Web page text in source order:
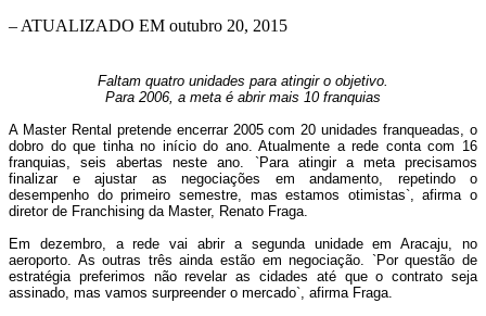
– ATUALIZADO EM outubro 20, 2015
Faltam quatro unidades para atingir o objetivo.
Para 2006, a meta é abrir mais 10 franquias
A Master Rental pretende encerrar 2005 com 20 unidades franqueadas, o
dobro do que tinha no início do ano. Atualmente a rede conta com 16
franquias, seis abertas neste ano. `Para atingir a meta precisamos
finalizar e ajustar as negociações em andamento, repetindo o
desempenho do primeiro semestre, mas estamos otimistas`, afirma o
diretor de Franchising da Master, Renato Fraga.
Em dezembro, a rede vai abrir a segunda unidade em Aracaju, no
aeroporto. As outras três ainda estão em negociação. `Por questão de
estratégia preferimos não revelar as cidades até que o contrato seja
assinado, mas vamos surpreender o mercado`, afirma Fraga.